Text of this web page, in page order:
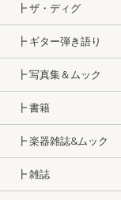
┣ ザ・ディグ
┣ ギター弾き語り
┣ 写真集＆ムック
┣ 書籍
┣ 楽器雑誌&ムック
┣ 雑誌